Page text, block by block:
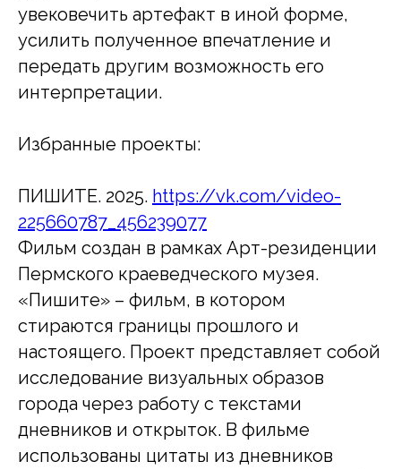
увековечить артефакт в иной форме,
усилить полученное впечатление и
передать другим возможность его
интерпретации.
Избранные проекты:
ПИШИТЕ. 2025. https://vk.com/video-
225660787_456239077
Фильм создан в рамках Арт-резиденции
Пермского краеведческого музея.
«Пишите» – фильм, в котором
стираются границы прошлого и
настоящего. Проект представляет собой
исследование визуальных образов
города через работу с текстами
дневников и открыток. В фильме
использованы цитаты из дневников